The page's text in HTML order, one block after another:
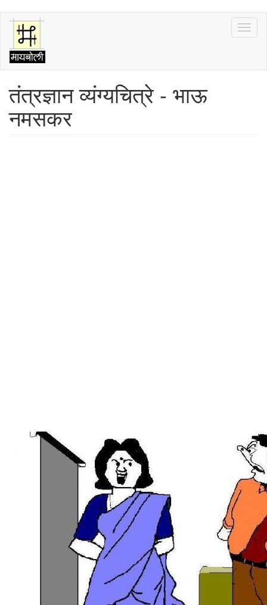
Skip
main
content
तंत्रज्ञान व्यंग्यचित्रे - भाऊ
नमसकर